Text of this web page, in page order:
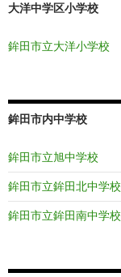
大洋中学区小学校
鉾田市立大洋小学校
鉾田市内中学校
鉾田市立旭中学校
鉾田市立鉾田北中学校
鉾田市立鉾田南中学校